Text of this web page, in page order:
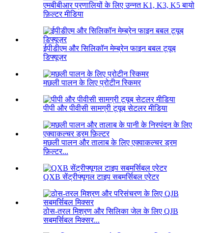
एमबीबीआर प्रणालियों के लिए उन्नत K1, K3, K5 बायो
फ़िल्टर मीडिया
ईपीडीएम और सिलिकॉन मेम्ब्रेन फाइन बबल ट्यूब
डिफ्यूज़र
मछली पालन के लिए प्रोटीन स्किमर
पीपी और पीवीसी सामग्री ट्यूब सेटलर मीडिया
मछली पालन और तालाब के लिए एक्वाकल्चर ड्रम
फ़िल्टर...
QXB सेंट्रीफ्यूगल टाइप सबमर्सिबल एरेटर
ठोस-तरल मिश्रण और सिलिका जेल के लिए QJB
सबमर्सिबल मिक्सर...